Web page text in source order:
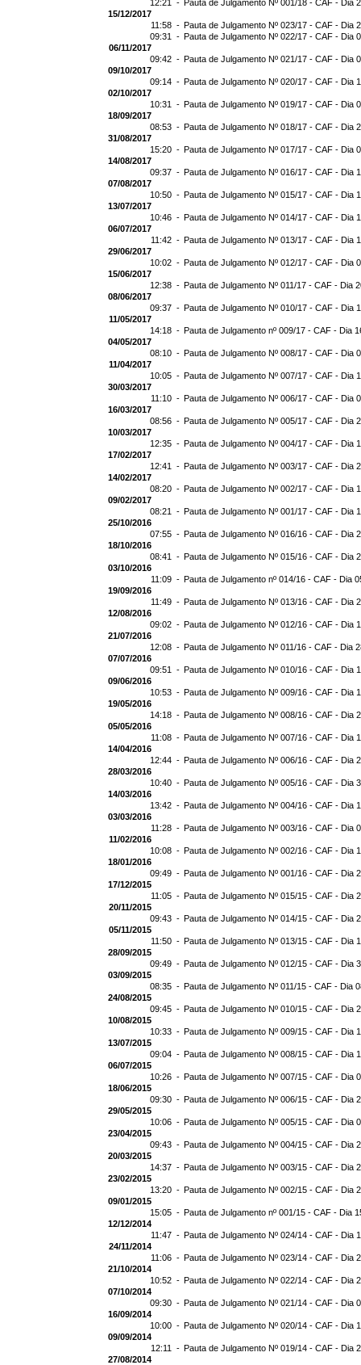
12:21 - Pauta de Julgamento Nº 001/18 - CAF - Dia
15/12/2017
11:58 - Pauta de Julgamento Nº 023/17 - CAF - Dia
09:31 - Pauta de Julgamento Nº 022/17 - CAF - Dia
06/11/2017
09:42 - Pauta de Julgamento Nº 021/17 - CAF - Dia
09/10/2017
09:14 - Pauta de Julgamento Nº 020/17 - CAF - Dia
02/10/2017
10:31 - Pauta de Julgamento Nº 019/17 - CAF - Dia
18/09/2017
08:53 - Pauta de Julgamento Nº 018/17 - CAF - Dia
31/08/2017
15:20 - Pauta de Julgamento Nº 017/17 - CAF - Dia
14/08/2017
09:37 - Pauta de Julgamento Nº 016/17 - CAF - Dia
07/08/2017
10:50 - Pauta de Julgamento Nº 015/17 - CAF - Dia
13/07/2017
10:46 - Pauta de Julgamento Nº 014/17 - CAF - Dia
06/07/2017
11:42 - Pauta de Julgamento Nº 013/17 - CAF - Dia
29/06/2017
10:02 - Pauta de Julgamento Nº 012/17 - CAF - Dia
15/06/2017
12:38 - Pauta de Julgamento Nº 011/17 - CAF - Dia
08/06/2017
09:37 - Pauta de Julgamento Nº 010/17 - CAF - Dia
11/05/2017
14:18 - Pauta de Julgamento nº 009/17 - CAF - Dia
04/05/2017
08:10 - Pauta de Julgamento Nº 008/17 - CAF - Dia
11/04/2017
10:05 - Pauta de Julgamento Nº 007/17 - CAF - Dia
30/03/2017
11:10 - Pauta de Julgamento Nº 006/17 - CAF - Dia
16/03/2017
08:56 - Pauta de Julgamento Nº 005/17 - CAF - Dia
10/03/2017
12:35 - Pauta de Julgamento Nº 004/17 - CAF - Dia
17/02/2017
12:41 - Pauta de Julgamento Nº 003/17 - CAF - Dia
14/02/2017
08:20 - Pauta de Julgamento Nº 002/17 - CAF - Dia
09/02/2017
08:21 - Pauta de Julgamento Nº 001/17 - CAF - Dia
25/10/2016
07:55 - Pauta de Julgamento Nº 016/16 - CAF - Dia
18/10/2016
08:41 - Pauta de Julgamento Nº 015/16 - CAF - Dia
03/10/2016
11:09 - Pauta de Julgamento nº 014/16 - CAF - Dia
19/09/2016
11:49 - Pauta de Julgamento Nº 013/16 - CAF - Dia
12/08/2016
09:02 - Pauta de Julgamento Nº 012/16 - CAF - Dia
21/07/2016
12:08 - Pauta de Julgamento Nº 011/16 - CAF - Dia
07/07/2016
09:51 - Pauta de Julgamento Nº 010/16 - CAF - Dia
09/06/2016
10:53 - Pauta de Julgamento Nº 009/16 - CAF - Dia
19/05/2016
14:18 - Pauta de Julgamento Nº 008/16 - CAF - Dia
05/05/2016
11:08 - Pauta de Julgamento Nº 007/16 - CAF - Dia
14/04/2016
12:44 - Pauta de Julgamento Nº 006/16 - CAF - Dia
28/03/2016
10:40 - Pauta de Julgamento Nº 005/16 - CAF - Dia
14/03/2016
13:42 - Pauta de Julgamento Nº 004/16 - CAF - Dia
03/03/2016
11:28 - Pauta de Julgamento Nº 003/16 - CAF - Dia
11/02/2016
10:08 - Pauta de Julgamento Nº 002/16 - CAF - Dia
18/01/2016
09:49 - Pauta de Julgamento Nº 001/16 - CAF - Dia
17/12/2015
11:05 - Pauta de Julgamento Nº 015/15 - CAF - Dia
20/11/2015
09:43 - Pauta de Julgamento Nº 014/15 - CAF - Dia
05/11/2015
11:50 - Pauta de Julgamento Nº 013/15 - CAF - Dia
28/09/2015
09:49 - Pauta de Julgamento Nº 012/15 - CAF - Dia
03/09/2015
08:35 - Pauta de Julgamento Nº 011/15 - CAF - Dia
24/08/2015
09:45 - Pauta de Julgamento Nº 010/15 - CAF - Dia
10/08/2015
10:33 - Pauta de Julgamento Nº 009/15 - CAF - Dia
13/07/2015
09:04 - Pauta de Julgamento Nº 008/15 - CAF - Dia
06/07/2015
10:26 - Pauta de Julgamento Nº 007/15 - CAF - Dia
18/06/2015
09:30 - Pauta de Julgamento Nº 006/15 - CAF - Dia
29/05/2015
10:06 - Pauta de Julgamento Nº 005/15 - CAF - Dia
23/04/2015
09:43 - Pauta de Julgamento Nº 004/15 - CAF - Dia
20/03/2015
14:37 - Pauta de Julgamento Nº 003/15 - CAF - Dia
23/02/2015
13:20 - Pauta de Julgamento Nº 002/15 - CAF - Dia
09/01/2015
15:05 - Pauta de Julgamento nº 001/15 - CAF - Dia
12/12/2014
11:47 - Pauta de Julgamento Nº 024/14 - CAF - Dia
24/11/2014
11:06 - Pauta de Julgamento Nº 023/14 - CAF - Dia
21/10/2014
10:52 - Pauta de Julgamento Nº 022/14 - CAF - Dia
07/10/2014
09:30 - Pauta de Julgamento Nº 021/14 - CAF - Dia
16/09/2014
10:00 - Pauta de Julgamento Nº 020/14 - CAF - Dia
09/09/2014
12:11 - Pauta de Julgamento Nº 019/14 - CAF - Dia
27/08/2014